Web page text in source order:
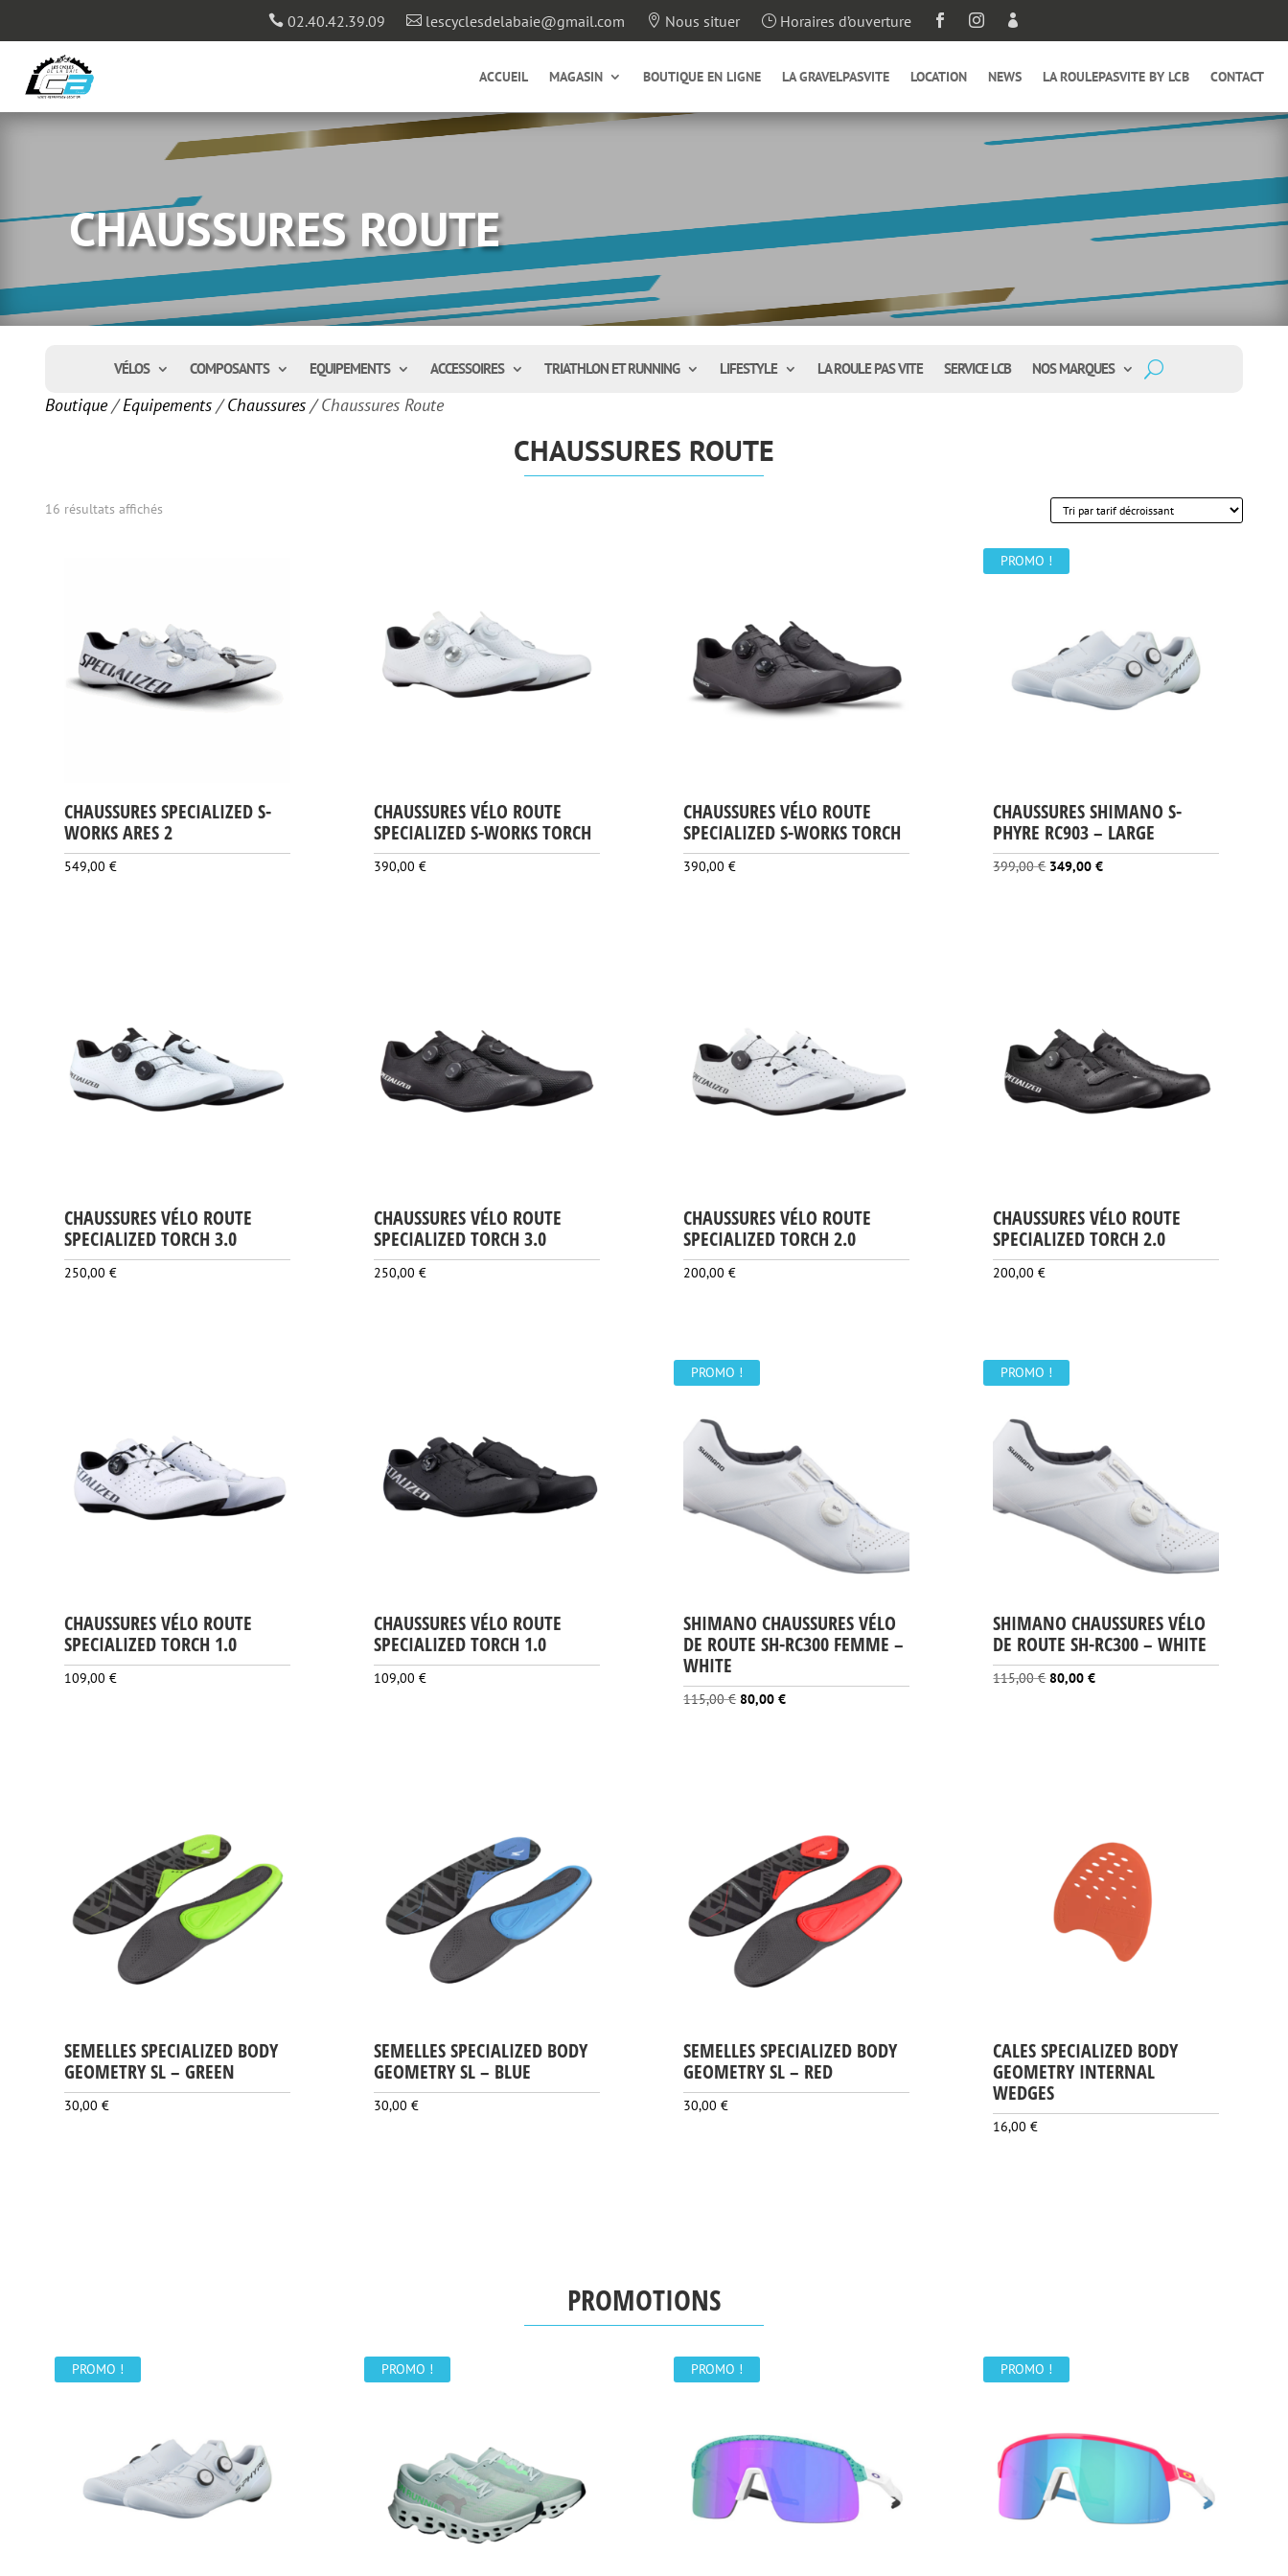
02.40.42.39.09 lescyclesdelabaie@gmail.com  Nous situer }Horaires d’ouverture   
ACCUEIL MAGASIN BOUTIQUE EN LIGNE LA GRAVELPASVITE LOCATION NEWS LA ROULEPASVITE BY LCB CONTACT
CHAUSSURES ROUTE
VÉLOS COMPOSANTS EQUIPEMENTS ACCESSOIRES TRIATHLON ET RUNNING LIFESTYLE LA ROULE PAS VITE SERVICE LCB NOS MARQUES
Boutique/Equipements/Chaussures/ Chaussures Route
CHAUSSURES ROUTE
16 résultats affichésTrié
CHAUSSURES SPECIALIZED S-
WORKS ARES 2
549,00 €
CHAUSSURES VÉLO ROUTE
SPECIALIZED S-WORKS TORCH
390,00€
CHAUSSURES VÉLO ROUTE
SPECIALIZED S-WORKS TORCH
390,00€
PROMO !
CHAUSSURES SHIMANO S-
PHYRE RC903 – LARGE
399,00€ Le
349,00€Le
CHAUSSURES VÉLO ROUTE
SPECIALIZED TORCH 3.0
250,00 €
CHAUSSURES VÉLO ROUTE
SPECIALIZED TORCH 3.0
250,00€
CHAUSSURES VÉLO ROUTE
SPECIALIZED TORCH 2.0
200,00€
CHAUSSURES VÉLO ROUTE
SPECIALIZED TORCH 2.0
200,00€
CHAUSSURES VÉLO ROUTE
SPECIALIZED TORCH 1.0
109,00 €
CHAUSSURES VÉLO ROUTE
SPECIALIZED TORCH 1.0
109,00€
PROMO !
SHIMANO CHAUSSURES VÉLO
DE ROUTE SH-RC300 FEMME –
WHITE
115,00€ Le
80,00€Le
PROMO !
SHIMANO CHAUSSURES VÉLO
DE ROUTE SH-RC300 – WHITE
115,00€ Le
80,00€Le
SEMELLES SPECIALIZED BODY
GEOMETRY SL – GREEN
30,00 €
SEMELLES SPECIALIZED BODY
GEOMETRY SL – BLUE
30,00€
SEMELLES SPECIALIZED BODY
GEOMETRY SL – RED
30,00€
CALES SPECIALIZED BODY
GEOMETRY INTERNAL
WEDGES
16,00€
PROMOTIONS
PROMO ! PROMO ! PROMO ! PROMO !